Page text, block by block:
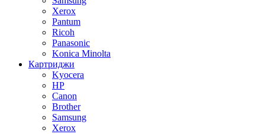
Xerox
Pantum
Ricoh
Panasonic
Konica Minolta
Картриджи
Kyocera
HP
Canon
Brother
Samsung
Xerox